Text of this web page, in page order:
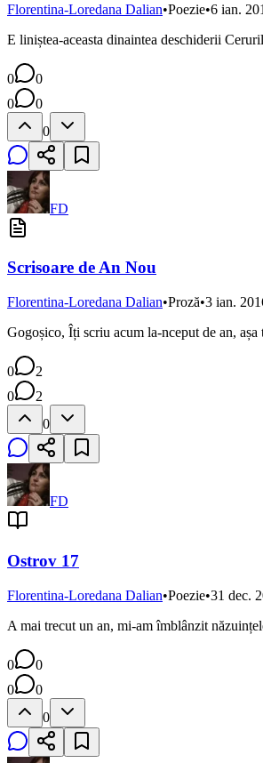
Florentina-Loredana Dalian•Poezie•6 ian.
E liniștea-aceasta dinaintea deschiderii
0
0
0
0
0
FD
Scrisoare de An Nou
Florentina-Loredana Dalian•Proză•3 ian.
Gogoșico, Îți scriu acum la-nceput de an,
0
2
0
2
0
FD
Ostrov 17
Florentina-Loredana Dalian•Poezie•31 dec.
A mai trecut un an, mi-am îmblânzit
0
0
0
0
0